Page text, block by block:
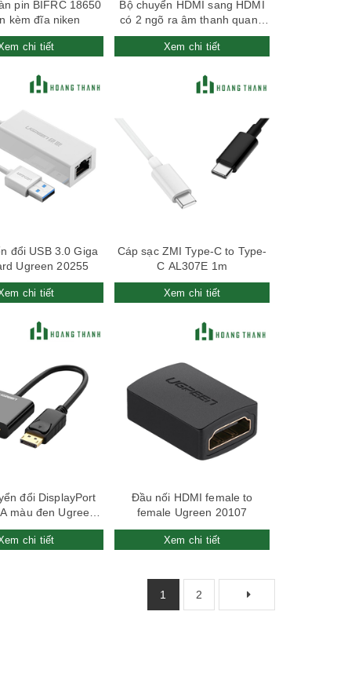
pin BIFRC 18650
kèm đĩa niken
chi tiết
Bộ chuyển HDMI sang HDMI
có 2 ngõ ra âm thanh quang
SPDIF và Audio 3.5mm
Ugreen 40281
Xem chi tiết
Xem nhanh Xem nhanh
đổi USB 3.0 Giga
Ugreen 20255
chi tiết
Cáp sạc ZMI Type-C to Type-
C AL307E 1m
Xem chi tiết
Xem nhanh Xem nhanh
đổi DisplayPort
màu đen Ugreen
20415
chi tiết
Đầu nối HDMI female to
female Ugreen 20107
Xem chi tiết
1 2